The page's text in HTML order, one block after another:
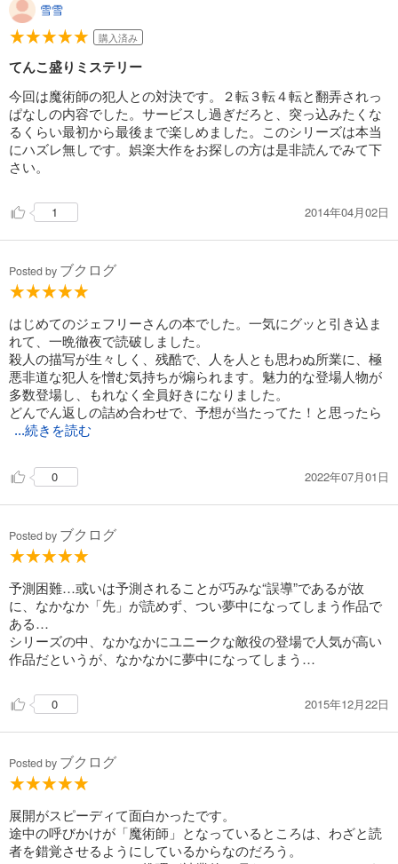
雪雪
購入済み
てんこ盛りミステリー
今回は魔術師の犯人との対決です。２転３転４転と翻弄されっ
ぱなしの内容でした。サービスし過ぎだろと、突っ込みたくな
るくらい最初から最後まで楽しめました。このシリーズは本当
にハズレ無しです。娯楽大作をお探しの方は是非読んでみて下
さい。
1 2014年04月02日
Posted by ブクログ
はじめてのジェフリーさんの本でした。一気にグッと引き込ま
れて、一晩徹夜で読破しました。
殺人の描写が生々しく、残酷で、人を人とも思わぬ所業に、極
悪非道な犯人を憎む気持ちが煽られます。魅力的な登場人物が
多数登場し、もれなく全員好きになりました。
どんでん返しの詰め合わせで、予想が当たってた！と思ったら
...続きを読む
0 2022年07月01日
Posted by ブクログ
予測困難…或いは予測されることが巧みな“誤導”であるが故
に、なかなか「先」が読めず、つい夢中になってしまう作品で
ある…
シリーズの中、なかなかにユニークな敵役の登場で人気が高い
作品だというが、なかなかに夢中になってしまう…
0 2015年12月22日
Posted by ブクログ
展開がスピーディて面白かったです。
途中の呼びかけが「魔術師」となっているところは、わざと読
者を錯覚させるようにしているからなのだろう。